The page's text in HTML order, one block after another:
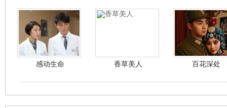
感动生命 香草美人 百花深处